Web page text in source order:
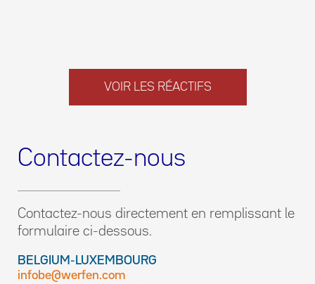
VOIR LES RÉACTIFS
Contactez-nous
Contactez-nous directement en remplissant le
formulaire ci-dessous.
BELGIUM-LUXEMBOURG
infobe@werfen.com